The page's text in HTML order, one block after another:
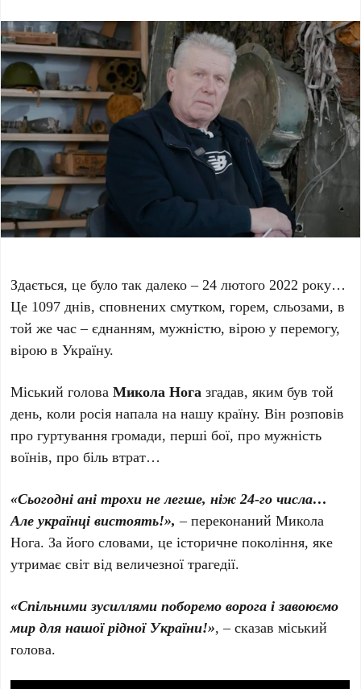
Здається, це було так далеко – 24 лютого 2022 року…
Це 1097 днів, сповнених смутком, горем, сльозами, в
той же час – єднанням, мужністю, вірою у перемогу,
вірою в Україну.
Міський головаМикола Нога згадав, яким був той
день, коли росія напала на нашу країну. Він розповів
про гуртування громади, перші бої, про мужність
воїнів, про біль втрат…
«Сьогодні ані трохи не легше, ніж 24-го числа…
Але українці вистоять!», – переконаний Микола
Нога. За його словами, це історичне покоління, яке
утримає світ від величезної трагедії.
«Спільними зусиллями поборемо ворога і завоюємо
мир для нашої рідної України!», – сказав міський
голова.